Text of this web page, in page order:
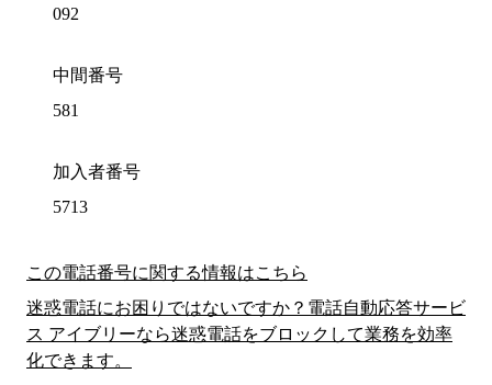
092
中間番号
581
加入者番号
5713
この電話番号に関する情報はこちら
迷惑電話にお困りではないですか？電話自動応答サービ
ス アイブリーなら迷惑電話をブロックして業務を効率
化できます。